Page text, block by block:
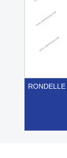
RONDELLE